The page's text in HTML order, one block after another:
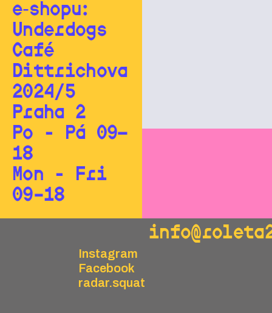
e‑shopu:
Underdogs
Café
Dittrichova
2024/5
Praha 2
Po - Pá 09—
18
Mon - Fri
09–18
Instagram
Facebook
radar.squat